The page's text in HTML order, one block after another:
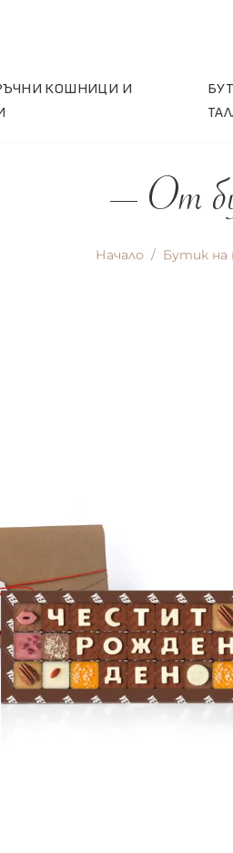
КОШНИЦИ И
От
Начало Бутик